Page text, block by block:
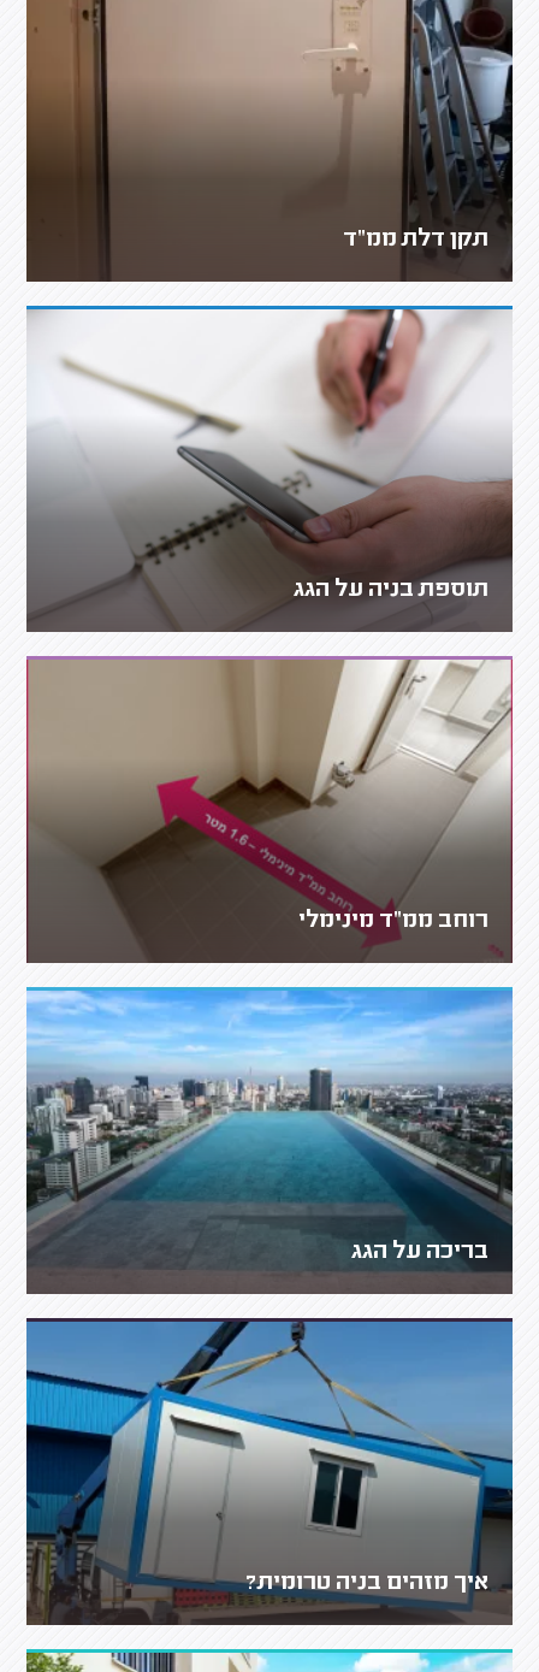
תקן דלת ממ"ד
תוספת בניה על הגג
רוחב ממ"ד מינימלי
בריכה על הגג
איך מזהים בניה טרומית?